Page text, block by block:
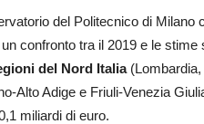
del Politecnico di
confronto tra il 2019 e le stime
del Nord Italia(Lombardia,
Alto Adige e Friuli-Venezia
miliardi di euro.